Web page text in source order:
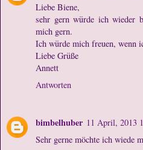
Liebe Biene,
sehr gern würde ich wieder
mich gern.
Ich würde mich freuen, wenn
Liebe Grüße
Annett
Antworten
bimbelhuber 11 April, 2013
Sehr gerne möchte ich wiede